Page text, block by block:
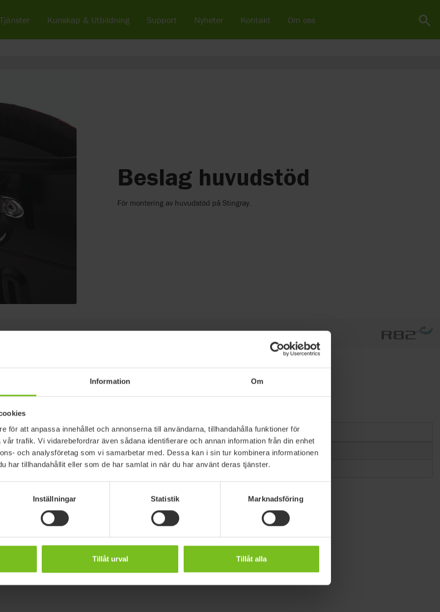
Information Om
för att anpassa innehållet och annonserna till användarna, tillhandahålla funktioner för
trafik. Vi vidarebefordrar även sådana identifierare och annan information från din enhet
och analysföretag som vi samarbetar med. Dessa kan i sin tur kombinera informationen
har tillhandahållit eller som de har samlat in när du har använt deras tjänster.
Inställningar Statistik Marknadsföring
Tillåt urval Tillåt alla
Beslag huvudstöd
För montering av huvudstöd på Stingray.
One size
318720850
R82 Stingray str. 1 och 2
kan komma att ändras
överensstämmelse med
Tjänster Kunskap & Utbildning Support Nyheter Kontakt Om oss